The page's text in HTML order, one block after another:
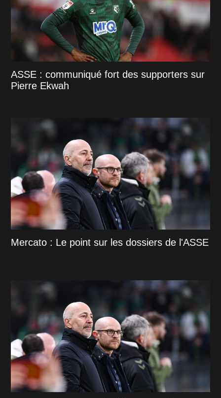
ASSE : communiqué fort des supporters sur
Pierre Ekwah
Mercato : Le point sur les dossiers de l'ASSE